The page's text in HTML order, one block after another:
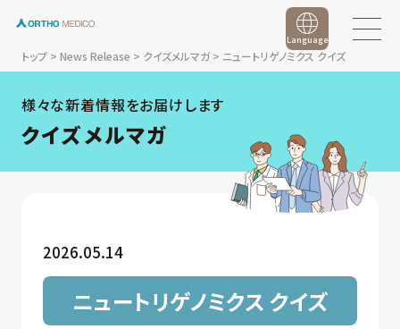
トップ> News Release > クイズメルマガ> ニュートリゲノミクス クイズ
Language
様々な新着情報をお届けします
クイズメルマガ
2026.05.14
ニュートリゲノミクス クイズ